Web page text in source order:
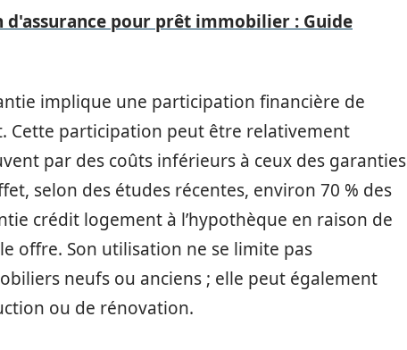
d'assurance pour prêt immobilier : Guide
implique une participation financière de
Cette participation peut être relativement
par des coûts inférieurs à ceux des garanties
selon des études récentes, environ 70 % des
crédit logement à l’hypothèque en raison de
offre. Son utilisation ne se limite pas
neufs ou anciens ; elle peut également
ou de rénovation.